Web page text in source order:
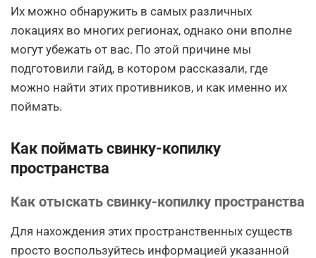
Их можно обнаружить в самых различных
локациях во многих регионах, однако они вполне
могут убежать от вас. По этой причине мы
подготовили гайд, в котором рассказали, где
можно найти этих противников, и как именно их
поймать.
Как поймать свинку-копилку
пространства
Как отыскать свинку-копилку пространства
Для нахождения этих пространственных существ
просто воспользуйтесь информацией указанной